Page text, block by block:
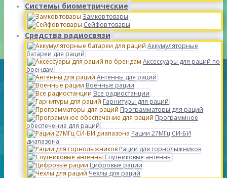
Системы биометрические
Замков товары
Сейфов товары
Средства радиосвязи
Аккумуляторные
батареи для раций
Аксессуары для раций по
брендам
Антенны для раций
Военные рации
Все радиостанции
Гарнитуры для раций
Программаторы для раций
Программное
обеспечение для раций
Рации 27МГц СИ-БИ
диапазона
Рации для горнолыжников
Спутниковые антенны
Цифровые рации
Чехлы для раций